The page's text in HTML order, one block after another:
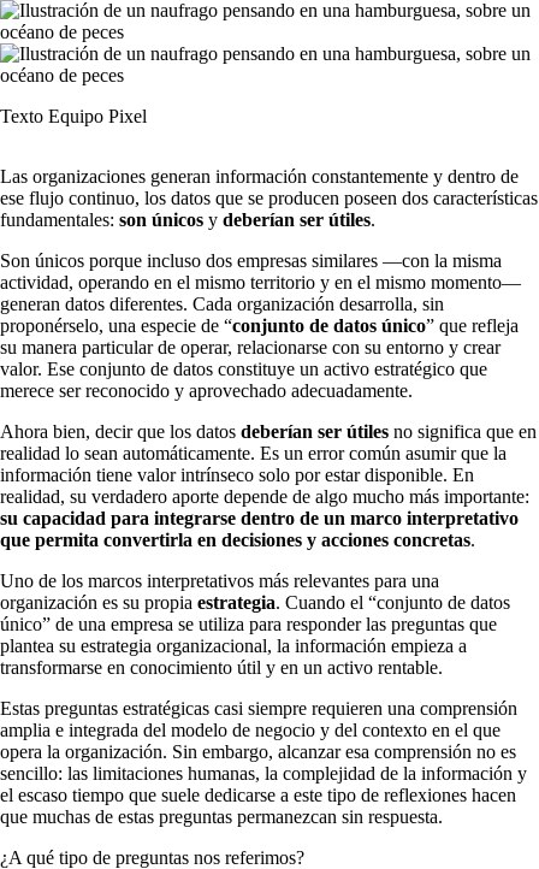
Texto Equipo Pixel
Las organizaciones generan información constantemente y dentro de
ese flujo continuo, los datos que se producen poseen dos características
fundamentales: son únicos y deberían ser útiles.
Son únicos porque incluso dos empresas similares —con la misma
actividad, operando en el mismo territorio y en el mismo momento—
generan datos diferentes. Cada organización desarrolla, sin
proponérselo, una especie de “conjunto de datos único” que refleja
su manera particular de operar, relacionarse con su entorno y crear
valor. Ese conjunto de datos constituye un activo estratégico que
merece ser reconocido y aprovechado adecuadamente.
Ahora bien, decir que los datos deberían ser útiles no significa que en
realidad lo sean automáticamente. Es un error común asumir que la
información tiene valor intrínseco solo por estar disponible. En
realidad, su verdadero aporte depende de algo mucho más importante:
su capacidad para integrarse dentro de un marco interpretativo
que permita convertirla en decisiones y acciones concretas.
Uno de los marcos interpretativos más relevantes para una
organización es su propia estrategia. Cuando el “conjunto de datos
único” de una empresa se utiliza para responder las preguntas que
plantea su estrategia organizacional, la información empieza a
transformarse en conocimiento útil y en un activo rentable.
Estas preguntas estratégicas casi siempre requieren una comprensión
amplia e integrada del modelo de negocio y del contexto en el que
opera la organización. Sin embargo, alcanzar esa comprensión no es
sencillo: las limitaciones humanas, la complejidad de la información y
el escaso tiempo que suele dedicarse a este tipo de reflexiones hacen
que muchas de estas preguntas permanezcan sin respuesta.
¿A qué tipo de preguntas nos referimos?